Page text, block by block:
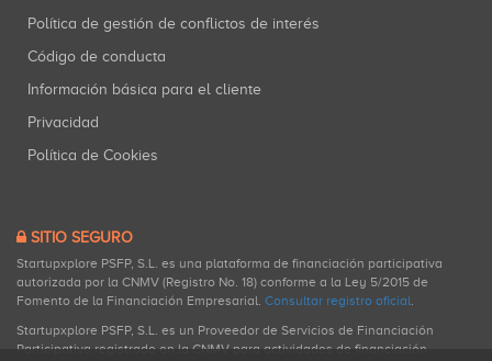
Política de gestión de conflictos de interés
Código de conducta
Información básica para el cliente
Privacidad
Política de Cookies
SITIO SEGURO
Startupxplore PSFP, S.L. es una plataforma de financiación participativa
autorizada por la CNMV (Registro No. 18) conforme a la Ley 5/2015 de
Fomento de la Financiación Empresarial. Consultar registro oficial.
Startupxplore PSFP, S.L. es un Proveedor de Servicios de Financiación
Participativa registrado en la CNMV para actividades de financiación